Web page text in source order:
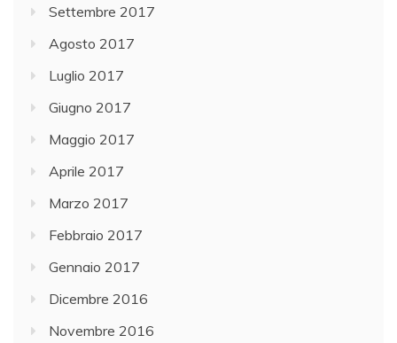
Settembre 2017
Agosto 2017
Luglio 2017
Giugno 2017
Maggio 2017
Aprile 2017
Marzo 2017
Febbraio 2017
Gennaio 2017
Dicembre 2016
Novembre 2016